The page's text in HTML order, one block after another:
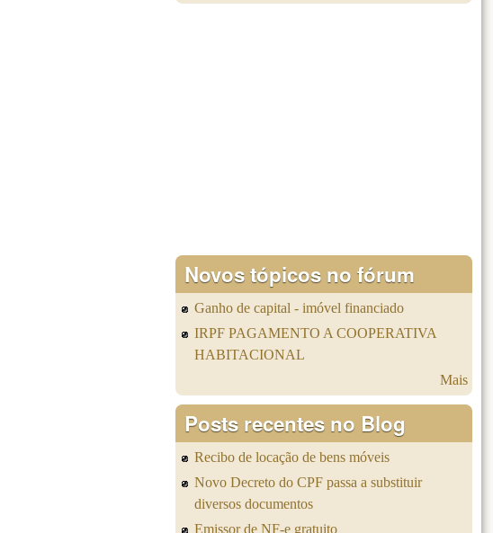
Novos tópicos no fórum
Ganho de capital - imóvel financiado
IRPF PAGAMENTO A COOPERATIVA
HABITACIONAL
Mais
Posts recentes no Blog
Recibo de locação de bens móveis
Novo Decreto do CPF passa a substituir
diversos documentos
Emissor de NF-e gratuito